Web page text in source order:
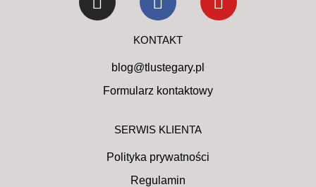
KONTAKT
blog@tlustegary.pl
Formularz kontaktowy
SERWIS KLIENTA
Polityka prywatności
Regulamin